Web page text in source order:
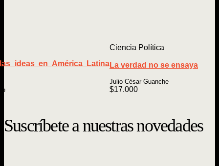
ideas en América Latina
Ciencia Política
La verdad no se ensaya
Julio César Guanche
$17.000
Suscríbete a nuestras novedades